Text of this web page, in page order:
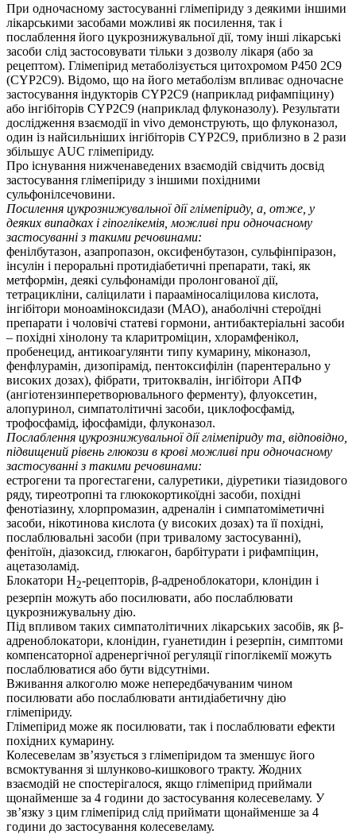
При одночасному застосуванні глімепіриду з деякими іншими
лікарськими засобами можливі як посилення, так і
послаблення його цукрознижувальної дії, тому інші лікарські
засоби слід застосовувати тільки з дозволу лікаря (або за
рецептом). Глімепірид метаболізується цитохромом Р450 2С9
(CYP2С9). Відомо, що на його метаболізм впливає одночасне
застосування індукторів CYP2С9 (наприклад рифампіцину)
або інгібіторів CYP2С9 (наприклад флуконазолу). Результати
дослідження взаємодії іn vivo демонструють, що флуконазол,
один із найсильніших інгібіторів CYP2С9, приблизно в 2 рази
збільшує AUC глімепіриду.
Про існування нижченаведених взаємодій свідчить досвід
застосування глімепіриду з іншими похідними
сульфонілсечовини.
Посилення цукрознижувальної дії глімепіриду, а, отже, у
деяких випадках і гіпоглікемія, можливі при одночасному
застосуванні з такими речовинами:
фенілбутазон, азапропазон, оксифенбутазон, сульфінпіразон,
інсулін і пероральні протидіабетичні препарати, такі, як
метформін, деякі сульфонаміди пролонгованої дії,
тетрацикліни, саліцилати і парааміносаліцилова кислота,
інгібітори моноаміноксидази (МАО), анаболічні стероїдні
препарати і чоловічі статеві гормони, антибактеріальні засоби
– похідні хінолону та кларитроміцин, хлорамфенікол,
пробенецид, антикоагулянти типу кумарину, міконазол,
фенфлурамін, дизопірамід, пентоксифілін (парентерально у
високих дозах), фібрати, тритоквалін, інгібітори АПФ
(ангіотензинперетворювального ферменту), флуоксетин,
алопуринол, симпатолітичні засоби, циклофосфамід,
трофосфамід, іфосфаміди, флуконазол.
Послаблення цукрознижувальної дії глімепіриду та, відповідно,
підвищений рівень глюкози в крові можливі при одночасному
застосуванні з такими речовинами:
естрогени та прогестагени, салуретики, діуретики тіазидового
ряду, тиреотропні та глюкокортикоїдні засоби, похідні
фенотіазину, хлорпромазин, адреналін і симпатоміметичні
засоби, нікотинова кислота (у високих дозах) та її похідні,
послаблювальні засоби (при тривалому застосуванні),
фенітоїн, діазоксид, глюкагон, барбітурати і рифампіцин,
ацетазоламід.
Блокатори Н2-рецепторів, β-адреноблокатори, клонідин і
резерпін можуть або посилювати, або послаблювати
цукрознижувальну дію.
Під впливом таких симпатолітичних лікарських засобів, як β-
адреноблокатори, клонідин, гуанетидин і резерпін, симптоми
компенсаторної адренергічної регуляції гіпоглікемії можуть
послаблюватися або бути відсутніми.
Вживання алкоголю може непередбачуваним чином
посилювати або послаблювати антидіабетичну дію
глімепіриду.
Глімепірид може як посилювати, так і послаблювати ефекти
похідних кумарину.
Колесевелам зв’язується з глімепіридом та зменшує його
всмоктування зі шлунково-кишкового тракту. Жодних
взаємодій не спостерігалося, якщо глімепірид приймали
щонайменше за 4 години до застосування колесевеламу. У
зв’язку з цим глімепірид слід приймати щонайменше за 4
години до застосування колесевеламу.